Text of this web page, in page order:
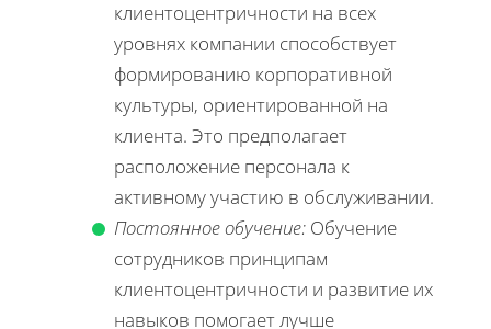
клиентоцентричности на всех
уровнях компании способствует
формированию корпоративной
культуры, ориентированной на
клиента. Это предполагает
расположение персонала к
активному участию в обслуживании.
Постоянное обучение: Обучение
сотрудников принципам
клиентоцентричности и развитие их
навыков помогает лучше